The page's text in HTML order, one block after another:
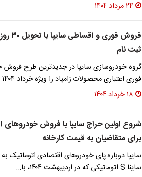
۲۴ مرداد ۱۴۰۴
فروش
ثبت نام
گروه خودروسازی سایپا در جدیدترین طرح
فوری اعتباری محصولات زامیاد را ویژه خرداد ۱۴۰۴ اعلام کرد.…
۱۸ خرداد ۱۴۰۴
شروع اولین حراج سایپا با فروش
برای متقاضیان به قیمت کارخانه
سایپا دوباره پای خودروهای اقتصادی اتوماتیک به
ساینا S اتوماتیکی که در اردیبهشت ۱۴۰۴، با…